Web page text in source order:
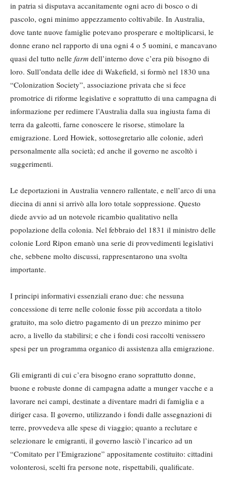
in patria si disputava accanitamente ogni acro di bosco o di
pascolo, ogni minimo appezzamento coltivabile. In Australia,
dove tante nuove famiglie potevano prosperare e moltiplicarsi, le
donne erano nel rapporto di una ogni 4 o 5 uomini, e mancavano
quasi del tutto nelle farm dell’interno dove c’era più bisogno di
loro. Sull’ondata delle idee di Wakefield, si formò nel 1830 una
“Colonization Society”, associazione privata che si fece
promotrice di riforme legislative e soprattutto di una campagna di
informazione per redimere l’Australia dalla sua ingiusta fama di
terra da galeotti, farne conoscere le risorse, stimolare la
emigrazione. Lord Howiek, sottosegretario alle colonie, aderì
personalmente alla società; ed anche il governo ne ascoltò i
suggerimenti.
Le deportazioni in Australia vennero rallentate, e nell’arco di una
diecina di anni si arrivò alla loro totale soppressione. Questo
diede avvio ad un notevole ricambio qualitativo nella
popolazione della colonia. Nel febbraio del 1831 il ministro delle
colonie Lord Ripon emanò una serie di provvedimenti legislativi
che, sebbene molto discussi, rappresentarono una svolta
importante.
I principi informativi essenziali erano due: che nessuna
concessione di terre nelle colonie fosse più accordata a titolo
gratuito, ma solo dietro pagamento di un prezzo minimo per
acro, a livello da stabilirsi; e che i fondi cosi raccolti venissero
spesi per un programma organico di assistenza alla emigrazione.
Gli emigranti di cui c’era bisogno erano soprattutto donne,
buone e robuste donne di campagna adatte a munger vacche e a
lavorare nei campi, destinate a diventare madri di famiglia e a
diriger casa. Il governo, utilizzando i fondi dalle assegnazioni di
terre, provvedeva alle spese di viaggio; quanto a reclutare e
selezionare le emigranti, il governo lasciò l’incarico ad un
“Comitato per l’Emigrazione” appositamente costituito: cittadini
volonterosi, scelti fra persone note, rispettabili, qualificate.